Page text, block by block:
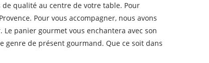
qualité au centre de votre table. Pour
Pour vous accompagner, nous avons
panier gourmet vous enchantera avec son
de présent gourmand. Que ce soit dans